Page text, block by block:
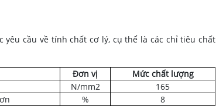
yêu cầu về tính chất cơ lý, cụ thể là các chỉ tiêu chất
Đơn vị
Mức chất lượng
N/mm2
165
%
8